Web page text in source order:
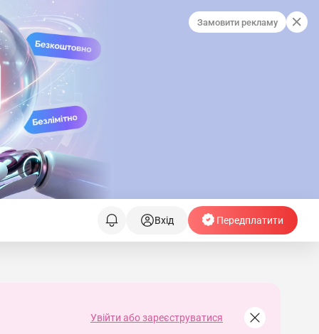
Замовити рекламу
Вхід Передплатити
Увійти або зареєструватися